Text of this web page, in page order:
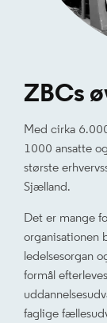
ZBCs
Med cirka
1000 ansatte
største
Sjælland.
Det er mange
organisationen
ledelsesorgan
formål
faglige